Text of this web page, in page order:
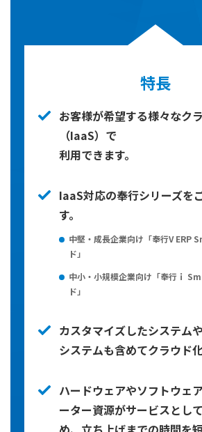
特長
お客様が希望する様々なク
（IaaS）で
利用できます。
IaaS対応の奉行シリーズを
す。
中堅・成長企業向け「奉行V ERP
ド」
中小・小規模企業向け「奉行ｉ
ド」
カスタマイズしたシステム
システムも含めてクラウド
ハードウェアやソフトウェ
ーター資源がサービスとし